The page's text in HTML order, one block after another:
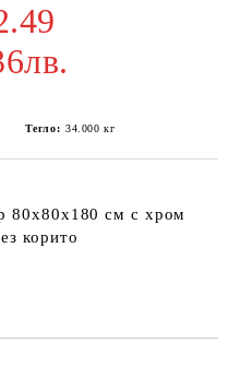
Тегло: 34.000 кг
80х80х180 см с хром
корито